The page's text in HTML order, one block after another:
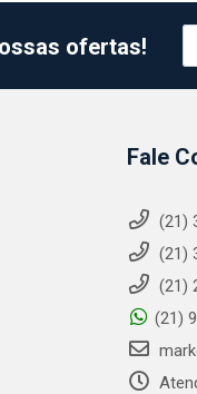
ofertas!
Fale
(21)
(21)
(21)
(21)